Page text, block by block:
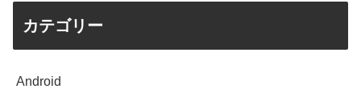
カテゴリー
Android